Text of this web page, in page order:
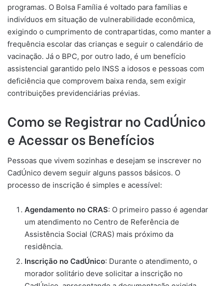
programas. O Bolsa Família é voltado para famílias e
indivíduos em situação de vulnerabilidade econômica,
exigindo o cumprimento de contrapartidas, como manter a
frequência escolar das crianças e seguir o calendário de
vacinação. Já o BPC, por outro lado, é um benefício
assistencial garantido pelo INSS a idosos e pessoas com
deficiência que comprovem baixa renda, sem exigir
contribuições previdenciárias prévias.
Como se Registrar no CadÚnico
e Acessar os Benefícios
Pessoas que vivem sozinhas e desejam se inscrever no
CadÚnico devem seguir alguns passos básicos. O
processo de inscrição é simples e acessível:
Agendamento no CRAS: O primeiro passo é agendar
um atendimento no Centro de Referência de
Assistência Social (CRAS) mais próximo da
residência.
Inscrição no CadÚnico: Durante o atendimento, o
morador solitário deve solicitar a inscrição no